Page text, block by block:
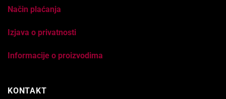
Način plaćanja
Izjava o privatnosti
Informacije o proizvodima
KONTAKT